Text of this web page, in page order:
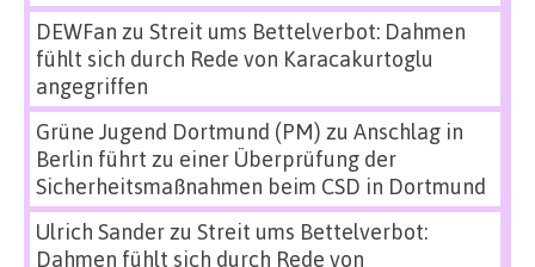
DEWFan zu Streit ums Bettelverbot: Dahmen
fühlt sich durch Rede von Karacakurtoglu
angegriffen
Grüne Jugend Dortmund (PM) zu Anschlag in
Berlin führt zu einer Überprüfung der
Sicherheitsmaßnahmen beim CSD in Dortmund
Ulrich Sanderzu Streit ums Bettelverbot:
Dahmen fühlt sich durch Rede von